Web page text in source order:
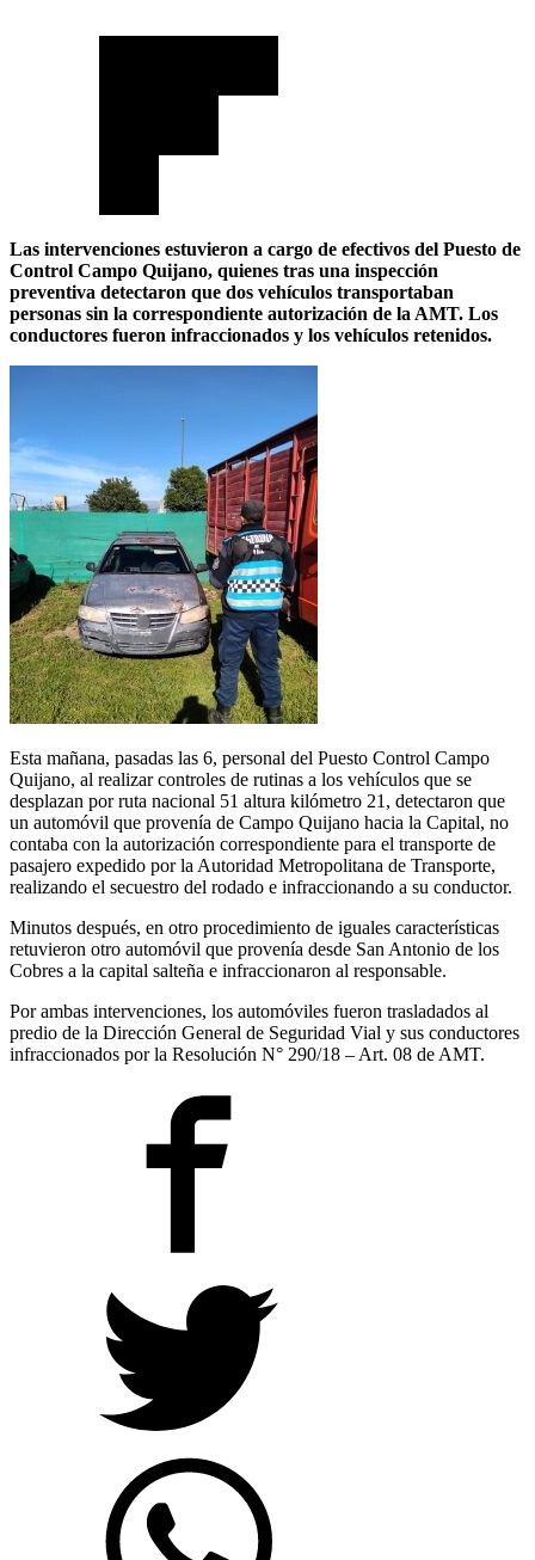
Las intervenciones estuvieron a cargo de efectivos del Puesto de
Control Campo Quijano, quienes tras una inspección
preventiva detectaron que dos vehículos transportaban
personas sin la correspondiente autorización de la AMT. Los
conductores fueron infraccionados y los vehículos retenidos.
Esta mañana, pasadas las 6, personal del Puesto Control Campo
Quijano, al realizar controles de rutinas a los vehículos que se
desplazan por ruta nacional 51 altura kilómetro 21, detectaron que
un automóvil que provenía de Campo Quijano hacia la Capital, no
contaba con la autorización correspondiente para el transporte de
pasajero expedido por la Autoridad Metropolitana de Transporte,
realizando el secuestro del rodado e infraccionando a su conductor.
Minutos después, en otro procedimiento de iguales características
retuvieron otro automóvil que provenía desde San Antonio de los
Cobres a la capital salteña e infraccionaron al responsable.
Por ambas intervenciones, los automóviles fueron trasladados al
predio de la Dirección General de Seguridad Vial y sus conductores
infraccionados por la Resolución N° 290/18 – Art. 08 de AMT.